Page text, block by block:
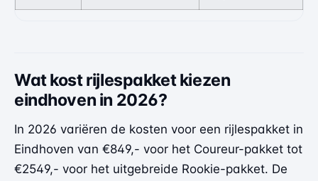
Wat kost rijlespakket kiezen
eindhoven in 2026?
In 2026 variëren de kosten voor een rijlespakket in
Eindhoven van €849,- voor het Coureur-pakket tot
€2549,- voor het uitgebreide Rookie-pakket. De